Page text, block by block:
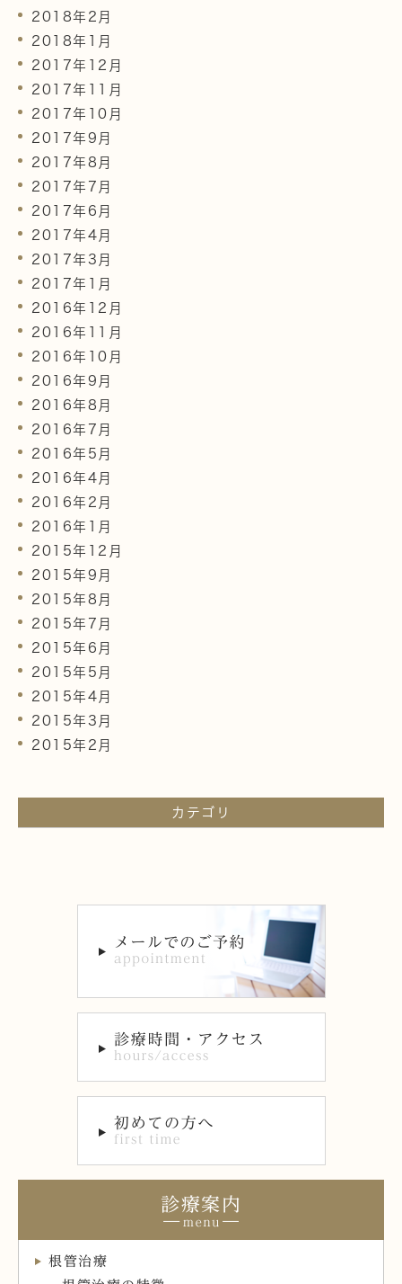
2018年2月
2018年1月
2017年12月
2017年11月
2017年10月
2017年9月
2017年8月
2017年7月
2017年6月
2017年4月
2017年3月
2017年1月
2016年12月
2016年11月
2016年10月
2016年9月
2016年8月
2016年7月
2016年5月
2016年4月
2016年2月
2016年1月
2015年12月
2015年9月
2015年8月
2015年7月
2015年6月
2015年5月
2015年4月
2015年3月
2015年2月
カテゴリ
診療案内
根管治療